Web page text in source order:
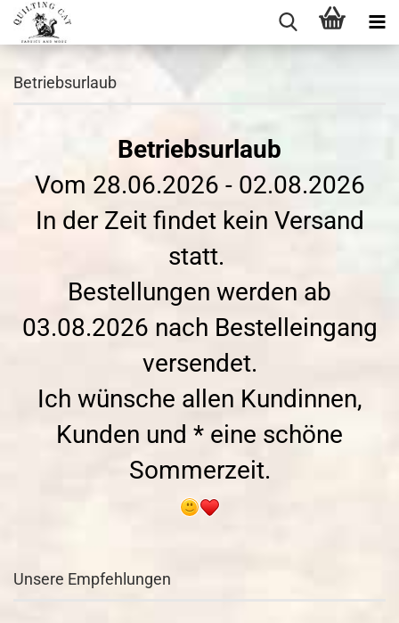
Betriebsurlaub
Betriebsurlaub
Vom 28.06.2026 - 02.08.2026
In der Zeit findet kein Versand
statt.
Bestellungen werden ab
03.08.2026 nach Bestelleingang
versendet.
Ich wünsche allen Kundinnen,
Kunden und * eine schöne
Sommerzeit.
Unsere Empfehlungen